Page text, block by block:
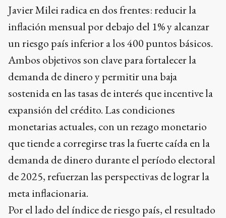
Javier Milei radica en dos frentes: reducir la
inflación mensual por debajo del 1% y alcanzar
un riesgo país inferior a los 400 puntos básicos.
Ambos objetivos son clave para fortalecer la
demanda de dinero y permitir una baja
sostenida en las tasas de interés que incentive la
expansión del crédito. Las condiciones
monetarias actuales, con un rezago monetario
que tiende a corregirse tras la fuerte caída en la
demanda de dinero durante el período electoral
de 2025, refuerzan las perspectivas de lograr la
meta inflacionaria.
Por el lado del índice de riesgo país, el resultado